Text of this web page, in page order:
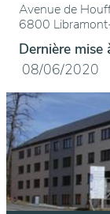
Avenue de
6800
Dernière mise
08/06/2020